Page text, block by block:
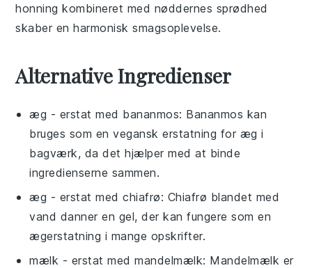
honning kombineret med nøddernes sprødhed
skaber enharmonisk smagsoplevelse.
Alternative Ingredienser
æg - erstat med bananmos: Bananmos kan
bruges som en vegansk erstatning for æg i
bagværk, da det hjælper med at binde
ingredienserne sammen.
æg - erstat medchiafrø: Chiafrø blandet med
vand danner en gel, der kan fungere som en
ægerstatning i mange opskrifter.
mælk - erstat medmandelmælk: Mandelmælk er